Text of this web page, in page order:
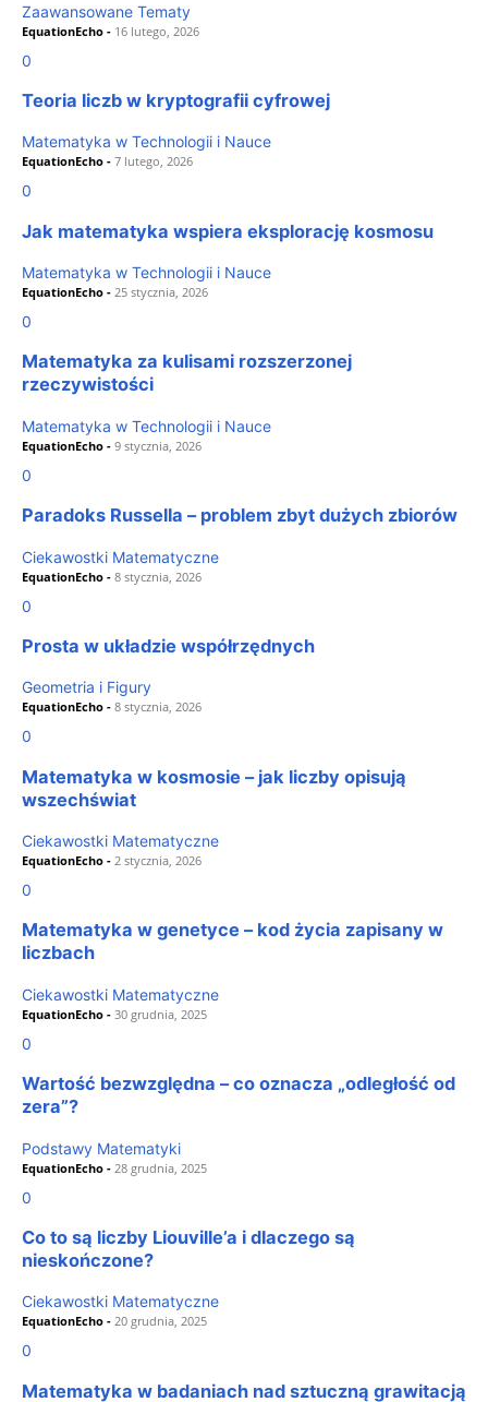
Zaawansowane Tematy
EquationEcho - 16 lutego, 2026
0
Teoria liczb w kryptografii cyfrowej
Matematyka w Technologii i Nauce
EquationEcho - 7 lutego, 2026
0
Jak matematyka wspiera eksplorację kosmosu
Matematyka w Technologii i Nauce
EquationEcho - 25 stycznia, 2026
0
Matematyka za kulisami rozszerzonej
rzeczywistości
Matematyka w Technologii i Nauce
EquationEcho - 9 stycznia, 2026
0
Paradoks Russella – problem zbyt dużych zbiorów
Ciekawostki Matematyczne
EquationEcho - 8 stycznia, 2026
0
Prosta w układzie współrzędnych
Geometria i Figury
EquationEcho - 8 stycznia, 2026
0
Matematyka w kosmosie – jak liczby opisują
wszechświat
Ciekawostki Matematyczne
EquationEcho - 2 stycznia, 2026
0
Matematyka w genetyce – kod życia zapisany w
liczbach
Ciekawostki Matematyczne
EquationEcho - 30 grudnia, 2025
0
Wartość bezwzględna – co oznacza „odległość od
zera”?
Podstawy Matematyki
EquationEcho - 28 grudnia, 2025
0
Co to są liczby Liouville’a i dlaczego są
nieskończone?
Ciekawostki Matematyczne
EquationEcho - 20 grudnia, 2025
0
Matematyka w badaniach nad sztuczną grawitacją